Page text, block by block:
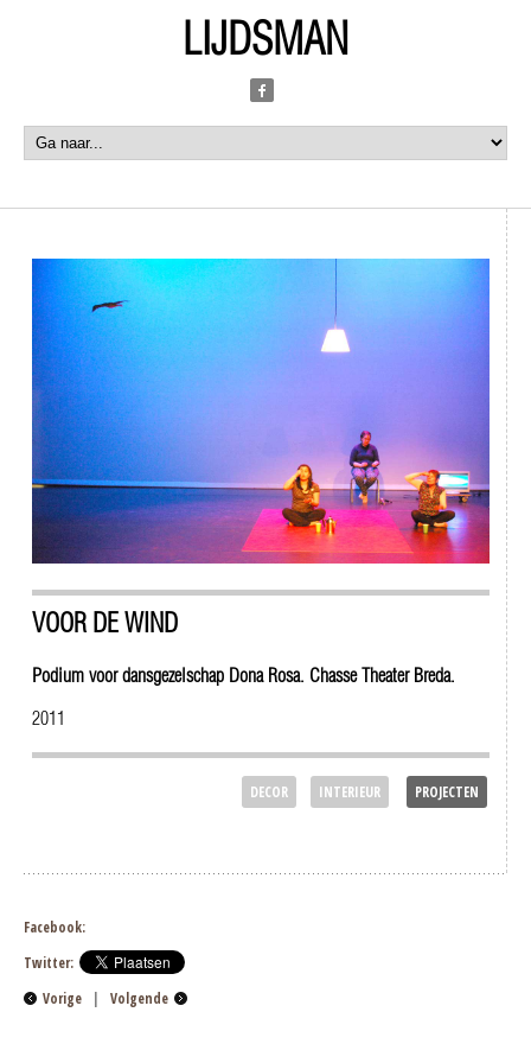
LIJDSMAN
VOOR DE WIND
Podium voor dansgezelschap Dona Rosa. Chasse Theater Breda.
2011
DECOR INTERIEUR PROJECTEN
Facebook:
Twitter:
Vorige
| Volgende